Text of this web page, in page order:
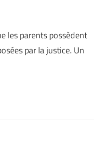
les parents possèdent
par la justice. Un